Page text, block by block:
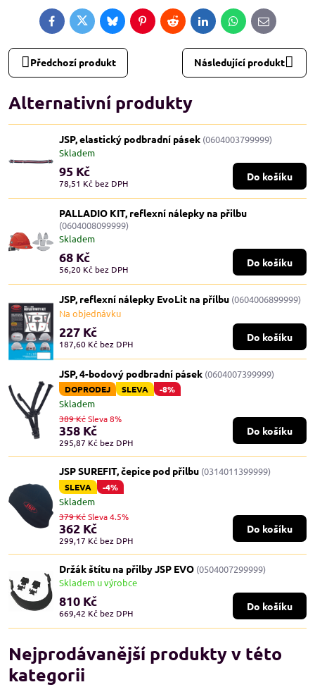
FacebookTwitterBlueskyPinterestRedditLinkedInWhatsApp
E-
mail
Předchozí produkt Následující produkt
Alternativní produkty
JSP, elastický podbradní pásek (0604003799999)
Skladem
95 Kč
78,51 Kč bez DPH
Do košíku
PALLADIO KIT, reflexní nálepky na přilbu
(0604008099999)
Skladem
68 Kč
56,20 Kč bez DPH
Do košíku
JSP, reflexní nálepky EvoLit na přílbu (0604006899999)
Na objednávku
227 Kč
187,60 Kč bez DPH
Do košíku
JSP, 4-bodový podbradní pásek (0604007399999)
DOPRODEJ SLEVA -8%
Skladem
358 Kč
295,87 Kč bez DPH
389 KčSleva 8%
Do košíku
JSP SUREFIT, čepice pod přilbu (0314011399999)
SLEVA -4%
Skladem
362 Kč
299,17 Kč bez DPH
379 KčSleva 4.5%
Do košíku
Držák štítu na přilby JSP EVO (0504007299999)
Skladem u výrobce
810 Kč
669,42 Kč bez DPH
Do košíku
Nejprodávanější produkty v této
kategorii